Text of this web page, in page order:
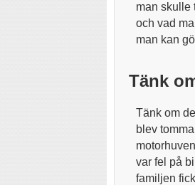
man skulle
och vad
man kan
Tänk
Tänk om
blev
var fel på
familjen